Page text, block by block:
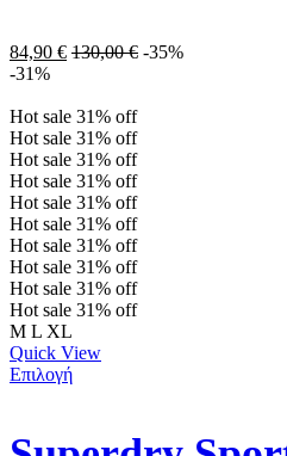
84,90 € 130,00€ -35%
-31%
Hot sale 31% off
Hot sale 31% off
Hot sale 31% off
Hot sale 31% off
Hot sale 31% off
Hot sale 31% off
Hot sale 31% off
Hot sale 31% off
Hot sale 31% off
Hot sale 31% off
M L XL
Quick View
Επιλογή